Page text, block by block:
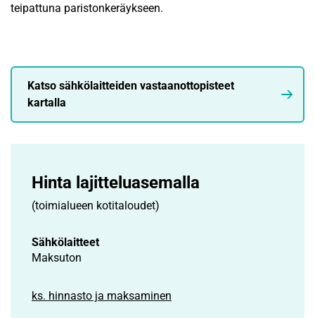
teipattuna paristonkeräykseen.
Katso sähkölaitteiden vastaanottopisteet
kartalla
Hinta lajittelu­asemalla
(toimialueen kotitaloudet)
Sähkölaitteet
Maksuton
ks. hinnasto ja maksaminen